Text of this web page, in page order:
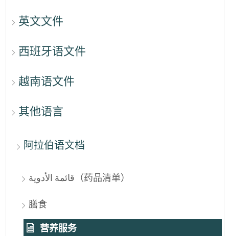
英文文件
西班牙语文件
越南语文件
其他语言
阿拉伯语文档
قائمة الأدوية（药品清单）
膳食
营养服务